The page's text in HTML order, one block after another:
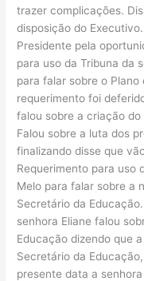
trazer complicações.
disposição do
Presidente pela
para uso da Tribuna da
para falar sobre o Plano
requerimento foi
falou sobre a criação
Falou sobre a luta dos
finalizando disse que
Requerimento para uso
Melo para falar sobre a
Secretário da
senhora Eliane falou
Educação dizendo que
Secretário da
presente data a